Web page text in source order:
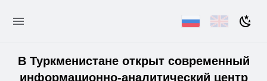
В Туркменистане открыт современный
информационно-аналитический центр